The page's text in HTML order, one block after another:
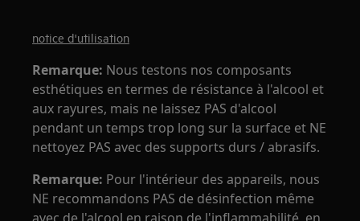
notice d'utilisation
Remarque: Nous testons nos composants
esthétiques en termes de résistance à l'alcool et
aux rayures, mais ne laissez PAS d'alcool
pendant un temps trop long sur la surface et NE
nettoyez PAS avec des supports durs / abrasifs.
Remarque: Pour l'intérieur des appareils, nous
NE recommandons PAS de désinfection même